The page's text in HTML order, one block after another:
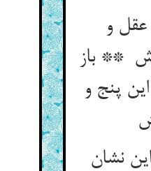
و
** باز
پنج و
نشان